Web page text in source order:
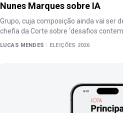
Nunes Marques sobre IA
Grupo, cuja composição ainda vai ser
chefia da Corte sobre ‘desafios
LUCAS MENDES ELEIÇÕES 2026